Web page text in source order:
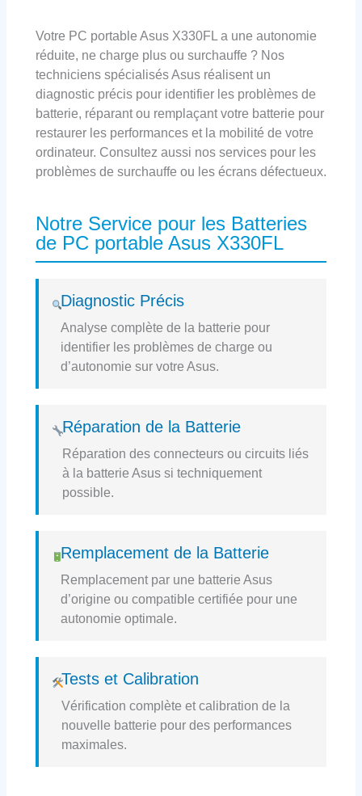
Votre PC portable Asus X330FL a une autonomie
réduite, ne charge plus ou surchauffe ? Nos
techniciens spécialisés Asus réalisent un
diagnostic précis pour identifier les problèmes de
batterie, réparant ou remplaçant votre batterie pour
restaurer les performances et la mobilité de votre
ordinateur. Consultez aussi nos services pour les
problèmes de surchauffe ou les écrans défectueux.
Notre Service pour les Batteries
de PC portable Asus X330FL
Diagnostic Précis
Analyse complète de la batterie pour
identifier les problèmes de charge ou
d’autonomie sur votre Asus.
Réparation de la Batterie
Réparation des connecteurs ou circuits liés
à la batterie Asus si techniquement
possible.
Remplacement de la Batterie
Remplacement par une batterie Asus
d’origine ou compatible certifiée pour une
autonomie optimale.
Tests et Calibration
Vérification complète et calibration de la
nouvelle batterie pour des performances
maximales.